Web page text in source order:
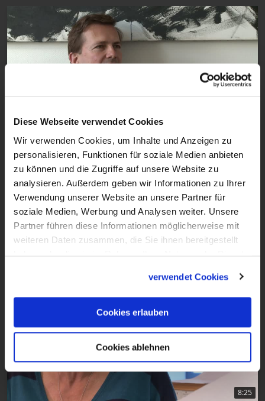
Diese Webseite verwendet Cookies
Wir verwenden Cookies, um Inhalte und Anzeigen zu
personalisieren, Funktionen für soziale Medien anbieten
zu können und die Zugriffe auf unsere Website zu
analysieren. Außerdem geben wir Informationen zu Ihrer
Verwendung unserer Website an unsere Partner für
soziale Medien, Werbung und Analysen weiter. Unsere
Partner führen diese Informationen möglicherweise mit
weiteren Daten zusammen, die Sie ihnen bereitgestellt
verwendet Cookies
Cookies erlauben
Cookies ablehnen
VIDEO
"Heeg auf dem Weg" zu
Regierungssprecher Steffen Seibert
Ein Beitrag der Serie "Heeg auf dem Weg"
8:25